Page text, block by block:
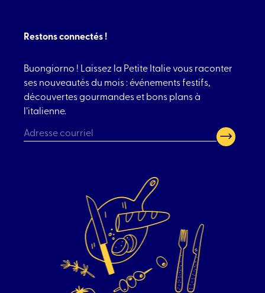
Restons connectés !
Buongiorno ! Laissez la Petite Italie vous raconter
ses nouveautés du mois : événements festifs,
découvertes gourmandes et bons plans à
l’italienne.